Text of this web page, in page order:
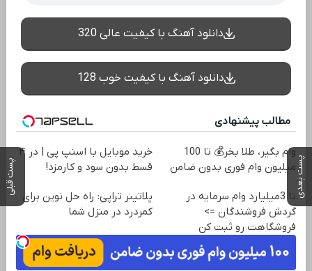
پست بعدی پست قبلی
دانلود آهنگ با کیفیت عالی 320
دانلود آهنگ با کیفیت خوب 128
مطالب پیشنهادی
وام بگیر، طلا بخر💰 تا 100
میلیون وام فوری بدون ضامن
خرید موبایل با اسنپ پی | در ۴
قسط بدون سود و کارمزد!
تا 3میلیارد وام سرمایه در
گردش فروشندگان =>
فروشگاهت رو ثبت کن
پلاتینر تراپی: راه حل نوین برای
کمردرد در منزل شما